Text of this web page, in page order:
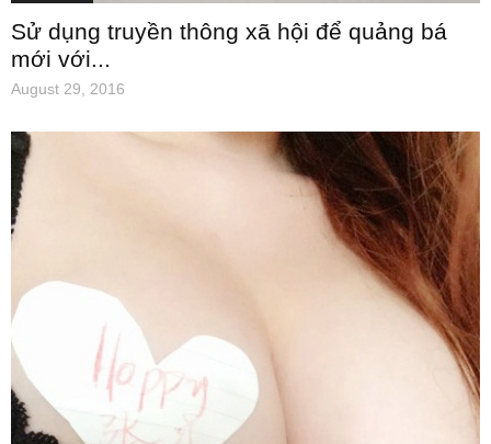
Sử dụng truyền thông xã hội để quảng bá
mới với...
August 29, 2016